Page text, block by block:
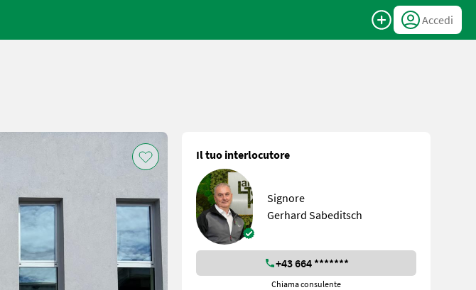
Accedi
Il tuo interlocutore
Signore
Gerhard Sabeditsch
+43 664 *******
Chiama consulente